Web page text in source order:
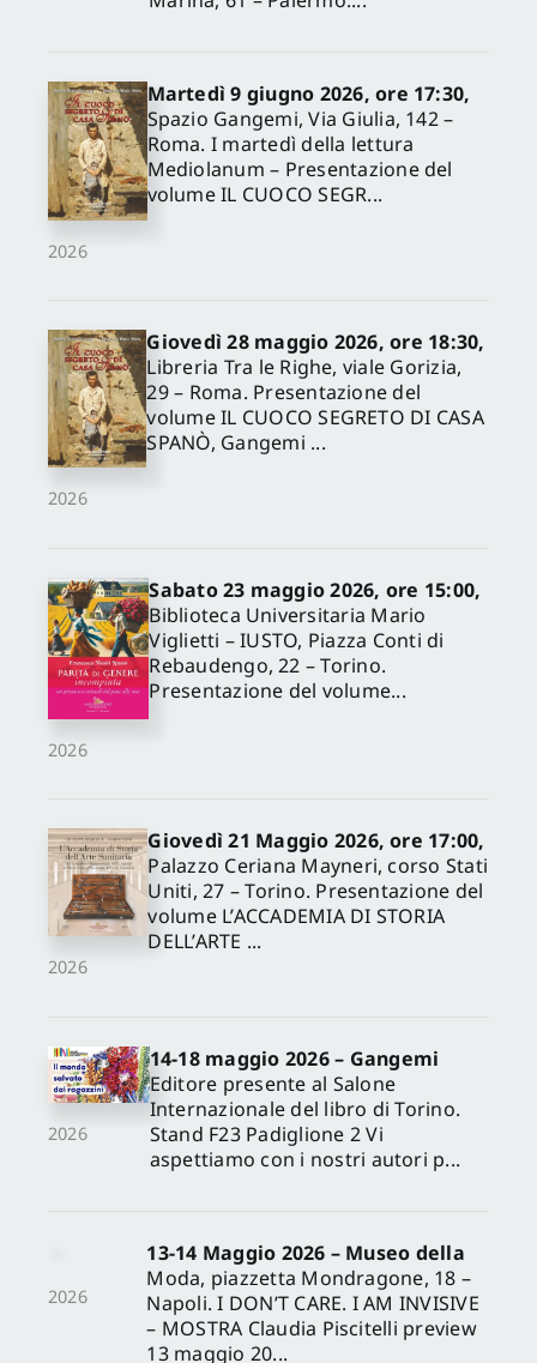
2026
Martedì 9 giugno 2026, ore 17:30,
Spazio Gangemi, Via Giulia, 142 –
Roma. I martedì della lettura
Mediolanum – Presentazione del
volume IL CUOCO SEGR...
2026
Giovedì 28 maggio 2026, ore 18:30,
Libreria Tra le Righe, viale Gorizia,
29 – Roma. Presentazione del
volume IL CUOCO SEGRETO DI CASA
SPANÒ, Gangemi ...
2026
Sabato 23 maggio 2026, ore 15:00,
Biblioteca Universitaria Mario
Viglietti – IUSTO, Piazza Conti di
Rebaudengo, 22 – Torino.
Presentazione del volume...
2026
Giovedì 21 Maggio 2026, ore 17:00,
Palazzo Ceriana Mayneri, corso Stati
Uniti, 27 – Torino. Presentazione del
volume L’ACCADEMIA DI STORIA
DELL’ARTE ...
2026
14-18 maggio 2026 – Gangemi
Editore presente al Salone
Internazionale del libro di Torino.
Stand F23 Padiglione 2 Vi
aspettiamo con i nostri autori p...
2026
13-14 Maggio 2026 – Museo della
Moda, piazzetta Mondragone, 18 –
Napoli. I DON’T CARE. I AM INVISIVE
– MOSTRA Claudia Piscitelli preview
13 maggio 20...